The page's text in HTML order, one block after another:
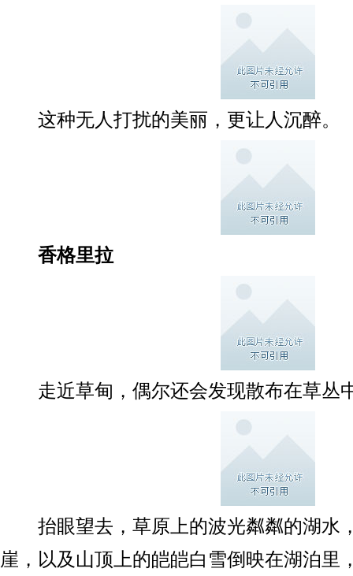
这种无人打扰的美丽，更让人沉醉。
香格里拉
走近草甸，偶尔还会发现散布在草丛
抬眼望去，草原上的波光粼粼的湖水
崖，以及山顶上的皑皑白雪倒映在湖泊里